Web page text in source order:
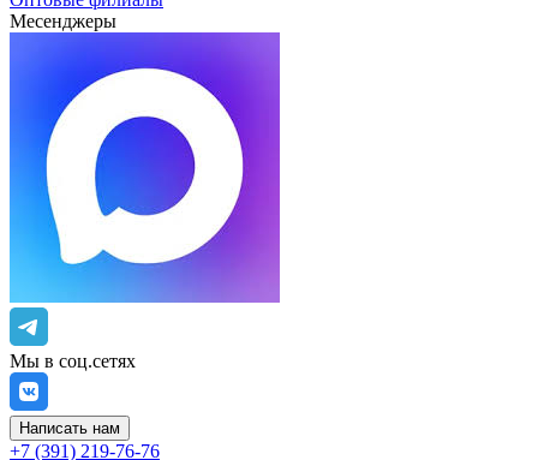
Месенджеры
Мы в соц.сетях
Написать нам
+7 (391) 219-76-76